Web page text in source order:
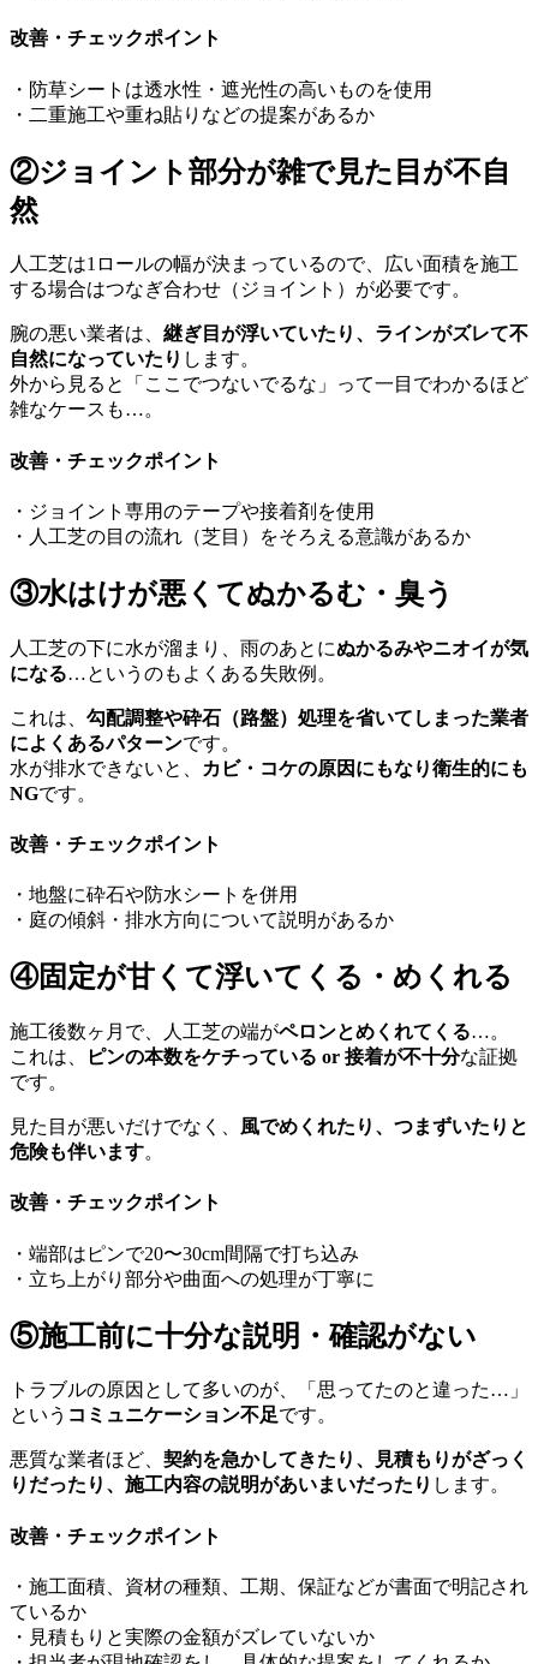
改善・チェックポイント
・防草シートは透水性・遮光性の高いものを使用
・二重施工や重ね貼りなどの提案があるか
②ジョイント部分が雑で見た目が不自
然
人工芝は1ロールの幅が決まっているので、広い面積を施工
する場合はつなぎ合わせ（ジョイント）が必要です。
腕の悪い業者は、 継ぎ目が浮いていたり、ラインがズレて不
自然になっていたり します。
外から見ると「ここでつないでるな」って一目でわかるほど
雑なケースも…。
改善・チェックポイント
・ジョイント専用のテープや接着剤を使用
・人工芝の目の流れ（芝目）をそろえる意識があるか
③水はけが悪くてぬかるむ・臭う
人工芝の下に水が溜まり、雨のあとにぬかるみやニオイが気
になる…というのもよくある失敗例。
これは、 勾配調整や砕石（路盤）処理を省いてしまった業者
によくあるパターンです。
水が排水できないと、
カビ・コケの原因にもなり衛生的にも
NGです。
改善・チェックポイント
・地盤に砕石や防水シートを併用
・庭の傾斜・排水方向について説明があるか
④固定が甘くて浮いてくる・めくれる
施工後数ヶ月で、人工芝の端がペロンとめくれてくる…。
これは、
ピンの本数をケチっている or 接着が不十分な証拠
です。
見た目が悪いだけでなく、 風でめくれたり、つまずいたりと
危険も伴います。
改善・チェックポイント
・端部はピンで20〜30cm間隔で打ち込み
・立ち上がり部分や曲面への処理が丁寧に
⑤施工前に十分な説明・確認がない
トラブルの原因として多いのが、「思ってたのと違った…」
という コミュニケーション不足です。
悪質な業者ほど、 契約を急かしてきたり、見積もりがざっく
りだったり、施工内容の説明があいまいだったり します。
改善・チェックポイント
・施工面積、資材の種類、工期、保証などが書面で明記され
ているか
・見積もりと実際の金額がズレていないか